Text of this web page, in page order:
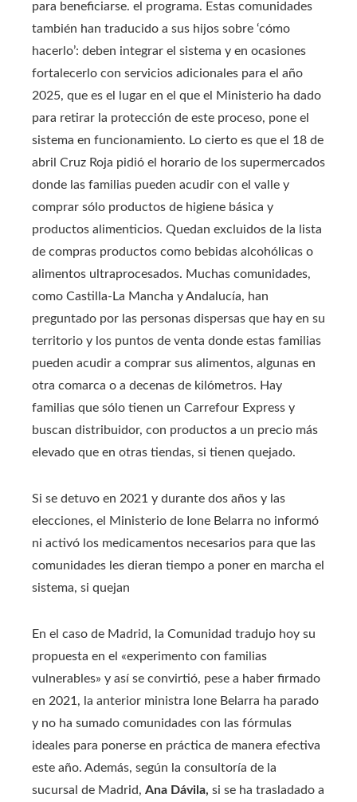
para beneficiarse. el programa. Estas comunidades
también han traducido a sus hijos sobre ‘cómo
hacerlo’: deben integrar el sistema y en ocasiones
fortalecerlo con servicios adicionales para el año
2025, que es el lugar en el que el Ministerio ha dado
para retirar la protección de este proceso, pone el
sistema en funcionamiento. Lo cierto es que el 18 de
abril Cruz Roja pidió el horario de los supermercados
donde las familias pueden acudir con el valle y
comprar sólo productos de higiene básica y
productos alimenticios. Quedan excluidos de la lista
de compras productos como bebidas alcohólicas o
alimentos ultraprocesados. Muchas comunidades,
como Castilla-La Mancha y Andalucía, han
preguntado por las personas dispersas que hay en su
territorio y los puntos de venta donde estas familias
pueden acudir a comprar sus alimentos, algunas en
otra comarca o a decenas de kilómetros. Hay
familias que sólo tienen un Carrefour Express y
buscan distribuidor, con productos a un precio más
elevado que en otras tiendas, si tienen quejado.
Si se detuvo en 2021 y durante dos años y las
elecciones, el Ministerio de Ione Belarra no informó
ni activó los medicamentos necesarios para que las
comunidades les dieran tiempo a poner en marcha el
sistema, si quejan
En el caso de Madrid, la Comunidad tradujo hoy su
propuesta en el «experimento con familias
vulnerables» y así se convirtió, pese a haber firmado
en 2021, la anterior ministra Ione Belarra ha parado
y no ha sumado comunidades con las fórmulas
ideales para ponerse en práctica de manera efectiva
este año. Además, según la consultoría de la
sucursal de Madrid, Ana Dávila, si se ha trasladado a